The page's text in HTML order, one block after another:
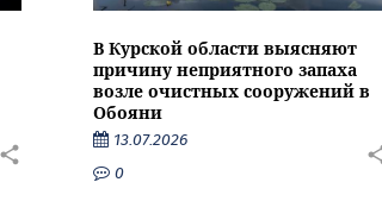
В Курской области выясняют
причину неприятного запаха
возле очистных сооружений в
Обояни
13.07.2026
0